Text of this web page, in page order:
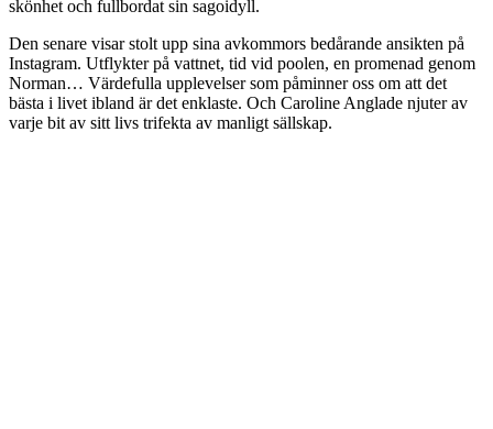
skönhet och fullbordat sin sagoidyll.
Den senare visar stolt upp sina avkommors bedårande ansikten på
Instagram. Utflykter på vattnet, tid vid poolen, en promenad genom
Norman… Värdefulla upplevelser som påminner oss om att det
bästa i livet ibland är det enklaste. Och Caroline Anglade njuter av
varje bit av sitt livs trifekta av manligt sällskap.